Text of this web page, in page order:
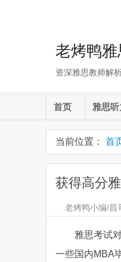
老烤鸭
资深雅思教师解
首页 雅思听
当前位置： 首
获得高分
老烤鸭小编/昌
雅思考试
一些国内MBA